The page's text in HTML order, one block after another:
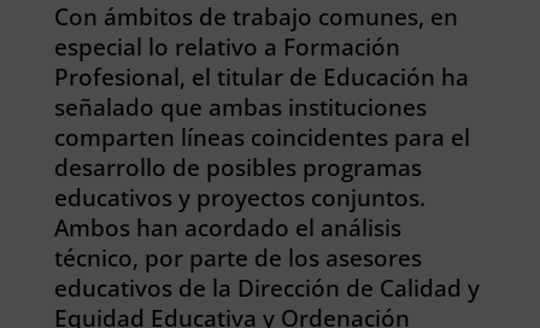
Con ámbitos de trabajo comunes, en
especial lo relativo a Formación
Profesional, el titular de Educación ha
señalado que ambas instituciones
comparten líneas coincidentes para el
desarrollo de posibles programas
educativos y proyectos conjuntos.
Ambos han acordado el análisis
técnico, por parte de los asesores
educativos de la Dirección de Calidad y
Equidad Educativa y Ordenación